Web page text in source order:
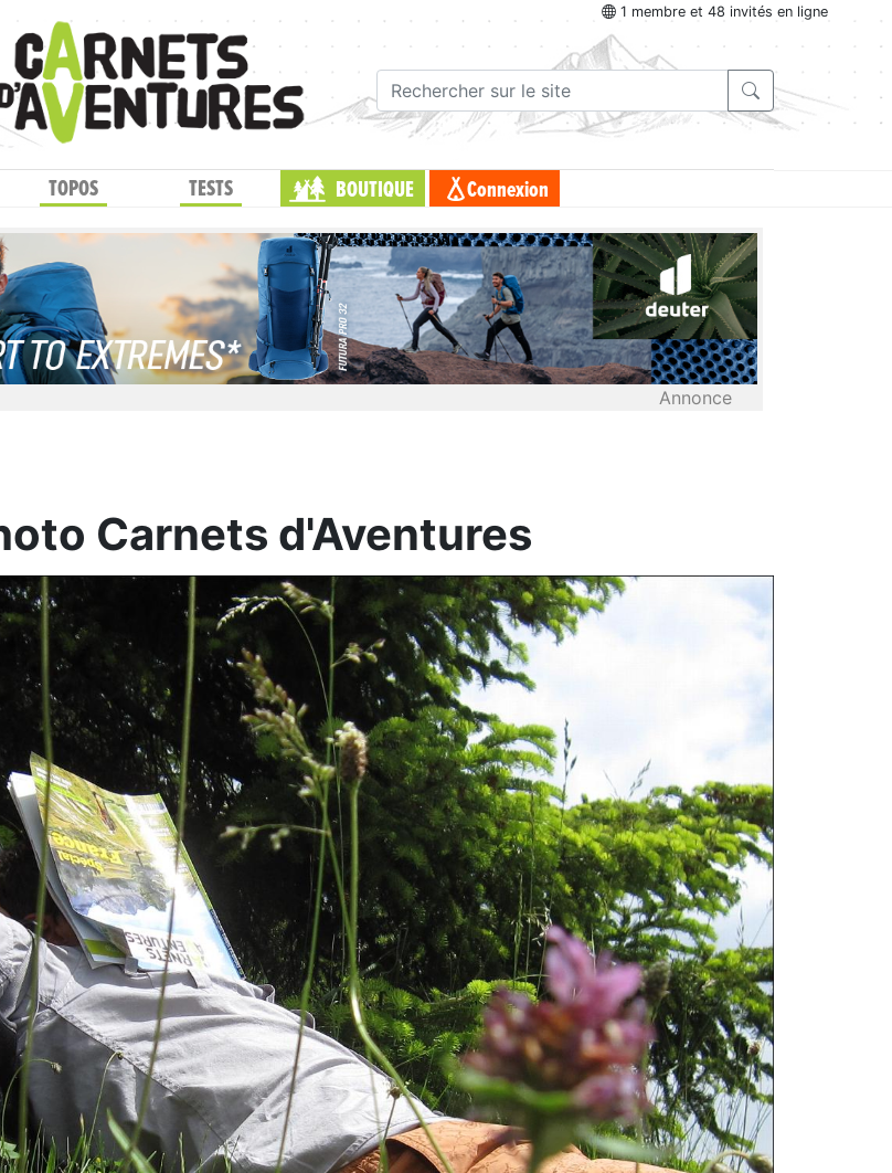
1 membre et 48 invités en ligne
TOPOS TESTS BOUTIQUE Connexion
Annonce
Carnets d'Aventures